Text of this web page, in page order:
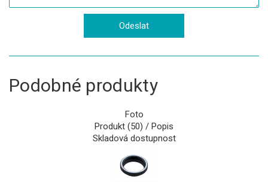
Podobné produkty
Foto
Produkt (50) / Popis
Skladová dostupnost